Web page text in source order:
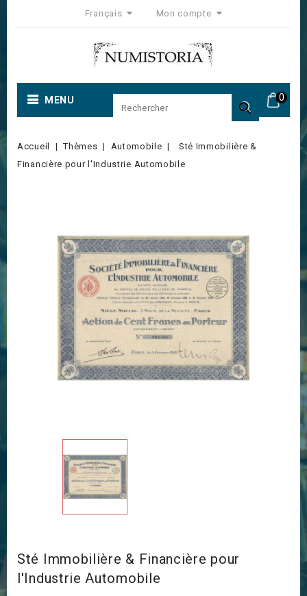
Français Mon compte
0
MENU 
Accueil Thèmes Automobile
Sté Immobilière &
Financière pour l'Industrie Automobile
Sté Immobilière & Financière pour
l'Industrie Automobile